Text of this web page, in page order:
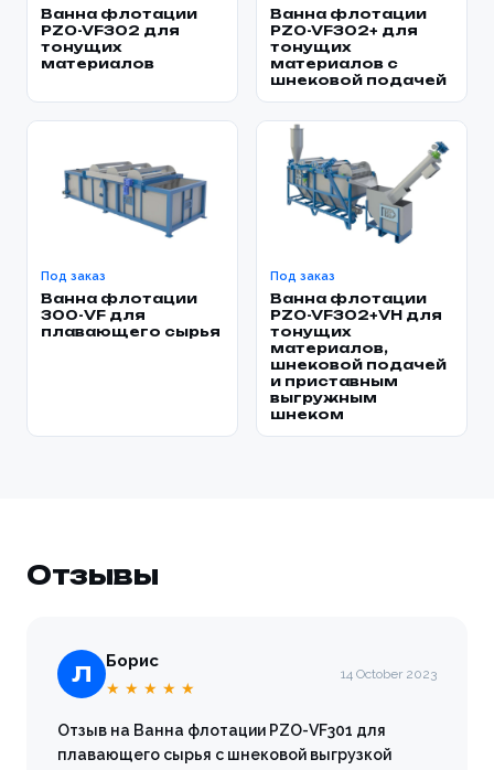
Ванна флотации
PZO-VF302 для
тонущих
материалов
Ванна флотации
PZO-VF302+ для
тонущих
материалов с
шнековой подачей
Под заказ
Ванна флотации
300-VF для
плавающего сырья
Под заказ
Ванна флотации
PZO-VF302+VH для
тонущих
материалов,
шнековой подачей
и приставным
выгружным
шнеком
Отзывы
Л
Борис
★ ★ ★ ★ ★
14 October 2023
Отзыв на Ванна флотации PZO-VF301 для
плавающего сырья с шнековой выгрузкой